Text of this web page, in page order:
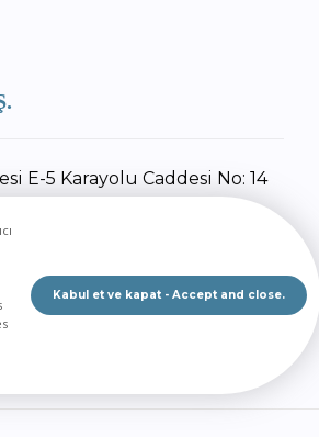
E-5 Karayolu Caddesi No: 14
Kabul et ve kapat - Accept and close.